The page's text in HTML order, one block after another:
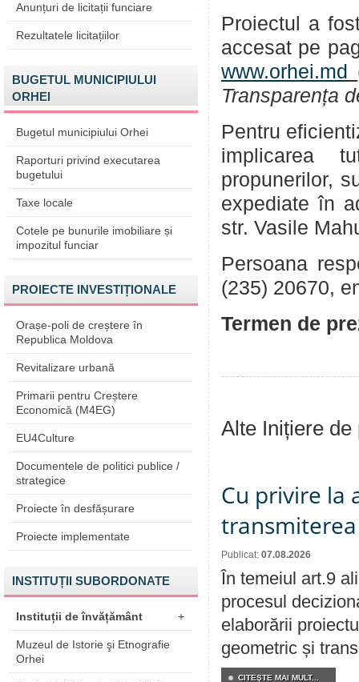
Anunțuri de licitații funciare
Rezultatele licitațiilor
BUGETUL MUNICIPIULUI
ORHEI
Bugetul municipiului Orhei
Raporturi privind executarea
bugetului
Taxe locale
Cotele pe bunurile imobiliare și
impozitul funciar
PROIECTE INVESTIȚIONALE
Orașe-poli de creștere în
Republica Moldova
Revitalizare urbană
Primarii pentru Creștere
Economică (M4EG)
EU4Culture
Documentele de politici publice /
strategice
Proiecte în desfășurare
Proiecte implementate
INSTITUȚII SUBORDONATE
Instituții de învățământ +
Muzeul de Istorie şi Etnografie
Orhei
Proiectul a
accesat pe
www.orhei.md
Transparența
Pentru
implicarea
propunerilor,
expediate în
str. Vasile
Persoana
(235) 20670,
Termen de
Alte Inițiere de
Cu privire la
Publicat: 07.08.2026
În temeiul art.9
procesul
elaborării
geometric și
CITEŞTE MAI MULT...